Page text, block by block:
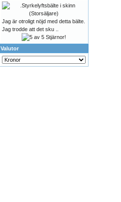
Jag är otroligt nöjd med detta bälte.
Jag trodde att det sku ..
Valutor